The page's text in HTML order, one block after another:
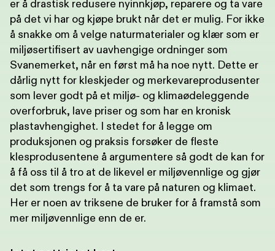
er å drastisk redusere nyinnkjøp, reparere og ta vare
på det vi har og kjøpe brukt når det er mulig. For ikke
å snakke om å velge naturmaterialer og klær som er
miljøsertifisert av uavhengige ordninger som
Svanemerket, når en først må ha noe nytt. Dette er
dårlig nytt for kleskjeder og merkevareprodusenter
som lever godt på et miljø- og klimaødeleggende
overforbruk, lave priser og som har en kronisk
plastavhengighet. I stedet for å legge om
produksjonen og praksis forsøker de fleste
klesprodusentene å argumentere så godt de kan for
å få oss til å tro at de likevel er miljøvennlige og gjør
det som trengs for å ta vare på naturen og klimaet.
Her er noen av triksene de bruker for å framstå som
mer miljøvennlige enn de er.